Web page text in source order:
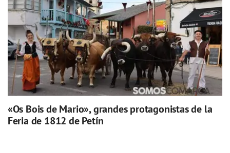
«Os Bois de Mario», grandes protagonistas de la
Feria de 1812 de Petín